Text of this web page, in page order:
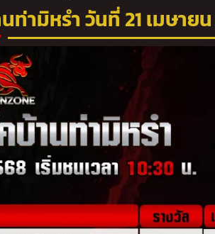
ามิหรำ วันที่ 21 เมษาย